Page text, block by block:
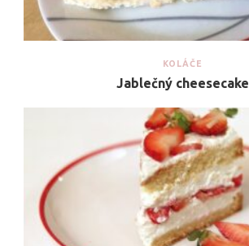
KOLÁČE
Jablečný cheesecake